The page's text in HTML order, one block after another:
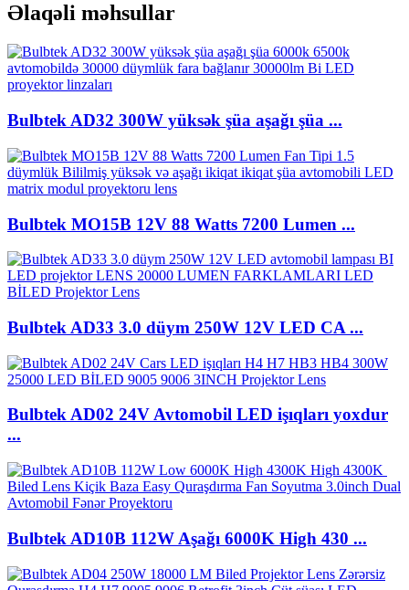
Əlaqəli məhsullar
Bulbtek AD32 300W yüksək şüa aşağı şüa ...
Bulbtek MO15B 12V 88 Watts 7200 Lumen ...
Bulbtek AD33 3.0 düym 250W 12V LED CA ...
Bulbtek AD02 24V Avtomobil LED işıqları yoxdur
...
Bulbtek AD10B 112W Aşağı 6000K High 430 ...